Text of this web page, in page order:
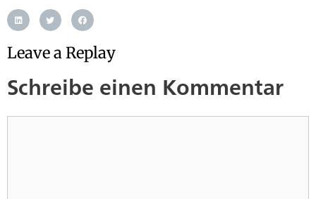
Leave a Replay
Schreibe einen Kommentar